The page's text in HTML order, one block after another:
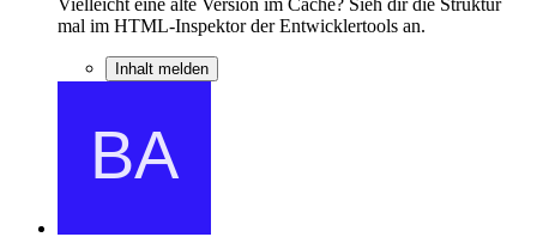
mal im HTML-Inspektor der Entwicklertools an.
Inhalt melden